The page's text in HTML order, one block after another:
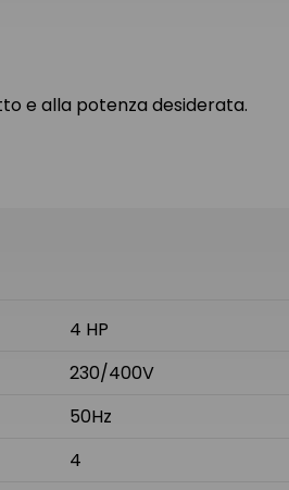
e alla potenza desiderata.
4 HP
230/400V
50Hz
4